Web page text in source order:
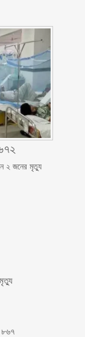
২ জনের মৃত্যু
৮৬৭